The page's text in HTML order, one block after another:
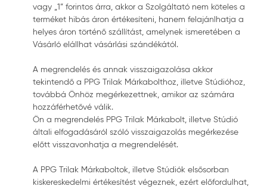
vagy „1” forintos árra, akkor a Szolgáltató nem köteles a
terméket hibás áron értékesíteni, hanem felajánlhatja a
helyes áron történő szállítást, amelynek ismeretében a
Vásárló elállhat vásárlási szándékától.
A megrendelés és annak visszaigazolása akkor
tekintendő a PPG Trilak Márkabolthoz, illetve Stúdióhoz,
továbbá Önhöz megérkezettnek, amikor az számára
hozzáférhetővé válik.
Ön a megrendelés PPG Trilak Márkabolt, illetve Stúdió
általi elfogadásáról szóló visszaigazolás megérkezése
előtt visszavonhatja a megrendelését.
A PPG Trilak Márkaboltok, illetve Stúdiók elsősorban
kiskereskedelmi értékesítést végeznek, ezért előfordulhat,